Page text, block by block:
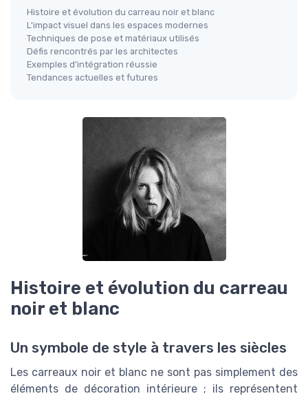
Histoire et évolution du carreau noir et blanc
L'impact visuel dans les espaces modernes
Techniques de pose et matériaux utilisés
Défis rencontrés par les architectes
Exemples d'intégration réussie
Tendances actuelles et futures
Histoire et évolution du carreau
noir et blanc
Un symbole de style à travers les siècles
Les carreaux noir et blanc ne sont pas simplement des
éléments de décoration intérieure ; ils représentent